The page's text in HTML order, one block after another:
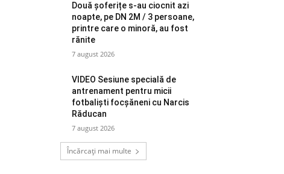
Două șoferițe s-au ciocnit azi
noapte, pe DN 2M / 3 persoane,
printre care o minoră, au fost
rănite
7 august 2026
VIDEO Sesiune specială de
antrenament pentru micii
fotbaliști focșăneni cu Narcis
Răducan
7 august 2026
Încărcați mai multe